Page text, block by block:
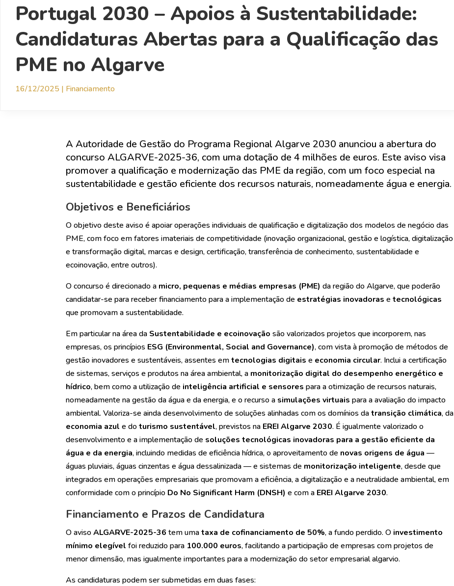
Portugal 2030 – Apoios à Sustentabilidade:
Candidaturas Abertas para a Qualificação das
PME no Algarve
16/12/2025 | Financiamento
A Autoridade de Gestão do Programa Regional Algarve 2030 anunciou a abertura do
concurso ALGARVE-2025-36, com uma dotação de 4 milhões de euros. Este aviso visa
promover a qualificação e modernização das PME da região, com um foco especial na
sustentabilidade e gestão eficiente dos recursos naturais, nomeadamente água e energia.
Objetivos e Beneficiários
O objetivo deste aviso é apoiar operações individuais de qualificação e digitalização dos modelos de negócio das
PME, com foco em fatores imateriais de competitividade (inovação organizacional, gestão e logística, digitalização
e transformação digital, marcas e design, certificação, transferência de conhecimento, sustentabilidade e
ecoinovação, entre outros).
O concurso é direcionado a micro, pequenas e médias empresas (PME) da região do Algarve, que poderão
candidatar-se para receber financiamento para a implementação de estratégias inovadoras etecnológicas
que promovam a sustentabilidade.
Em particular na área da Sustentabilidade e ecoinovação são valorizados projetos que incorporem, nas
empresas, os princípios ESG (Environmental, Social and Governance), com vista à promoção de métodos de
gestão inovadores e sustentáveis, assentes emtecnologias digitais e economia circular. Inclui a certificação
de sistemas, serviços e produtos na área ambiental, a monitorização digital do desempenho energético e
hídrico, bem como a utilização de inteligência artificial e sensores para a otimização de recursos naturais,
nomeadamente na gestão da água e da energia, e o recurso a simulações virtuais para a avaliação do impacto
ambiental. Valoriza-se ainda desenvolvimento de soluções alinhadas com os domínios datransição climática, da
economia azul e doturismo sustentável, previstos na EREI Algarve 2030. É igualmente valorizado o
desenvolvimento e a implementação de soluções tecnológicas inovadoras para a gestão eficiente da
água e da energia, incluindo medidas de eficiência hídrica, o aproveitamento de novas origens de água —
águas pluviais, águas cinzentas e água dessalinizada — e sistemas de monitorização inteligente, desde que
integrados em operações empresariais que promovam a eficiência, a digitalização e a neutralidade ambiental, em
conformidade com o princípio Do No Significant Harm (DNSH) e com a EREI Algarve 2030.
Financiamento e Prazos de Candidatura
O avisoALGARVE-2025-36 tem umataxa de cofinanciamento de 50%, a fundo perdido. O investimento
mínimo elegível foi reduzido para 100.000 euros, facilitando a participação de empresas com projetos de
menor dimensão, mas igualmente importantes para a modernização do setor empresarial algarvio.
As candidaturas podem ser submetidas em duas fases: